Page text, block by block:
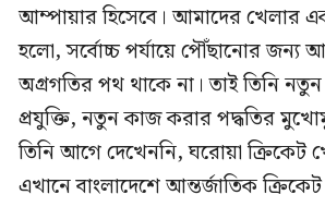
আম্পায়ার হিসেবে। আমাদের খেলার
হলো, সর্বোচ্চ পর্যায়ে পৌঁছানোর জন্য
অগ্রগতির পথ থাকে না। তাই তিনি নতুন
প্রযুক্তি, নতুন কাজ করার পদ্ধতির
তিনি আগে দেখেননি, ঘরোয়া ক্রিকেট
এখানে বাংলাদেশে আন্তর্জাতিক